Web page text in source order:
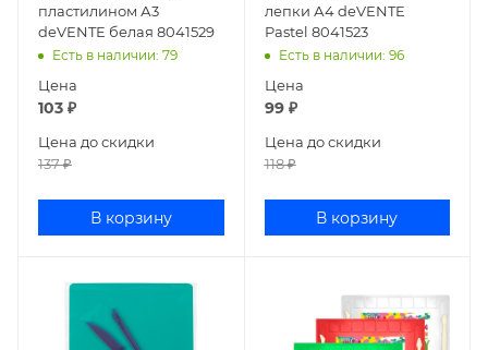
пластилином А3
deVENTE белая 8041529
Есть в наличии: 79
Цена
103 ₽
Цена до скидки
137₽
В корзину
лепки А4 deVENTE
Pastel 8041523
Есть в наличии: 96
Цена
99₽
Цена до скидки
118₽
В корзину